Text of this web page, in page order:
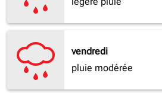
vendredi
pluie modérée